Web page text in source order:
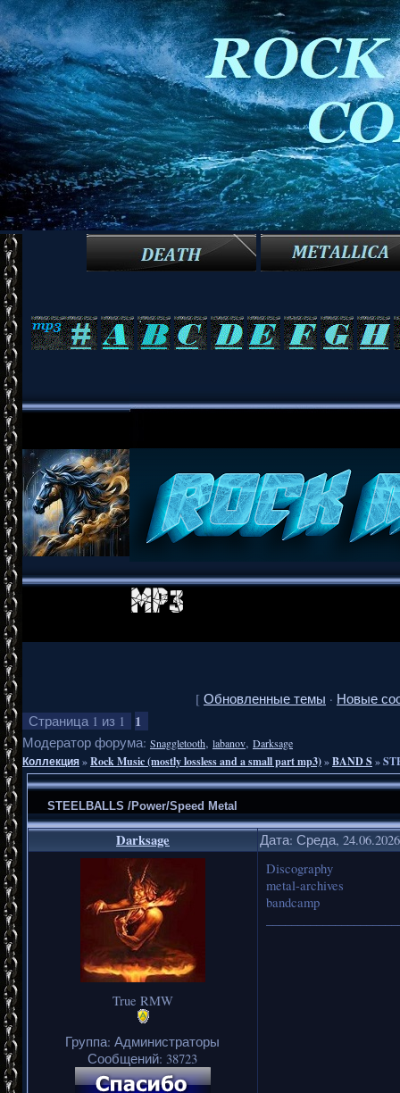
[ Обновленные темы · Новые
Страница 1 из 1 1
Модератор форума: Snaggletooth, labanov, Darksage
Коллекция»Rock Music (mostly lossless and a small part mp3)»BAND S »
STEELBALLS /Power/Speed Metal
Darksage Дата: Среда,
True RMW
Группа: Администраторы
Сообщений: 38723
Discography
metal-archives
bandcamp